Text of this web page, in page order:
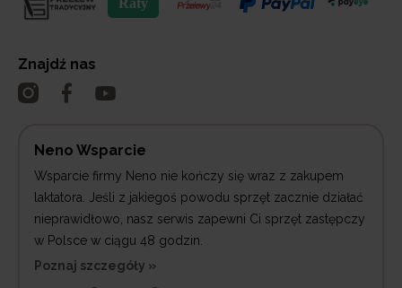
Znajdź nas
Neno Wsparcie
Wsparcie firmy Neno nie kończy się wraz z zakupem
laktatora. Jeśli z jakiegoś powodu sprzęt zacznie działać
nieprawidłowo, nasz serwis zapewni Ci sprzęt zastępczy
w Polsce w ciągu 48 godzin.
Poznaj szczegóły »